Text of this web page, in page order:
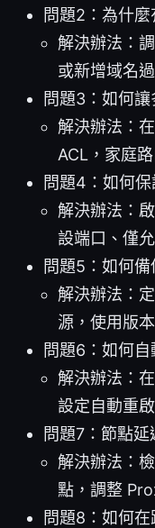
問題2：為什
解決辦法：
或新增域名
問題3：如何
解決辦法：
ACL，家庭
問題4：如何
解決辦法：
設端口、僅
問題5：如何
解決辦法：
源，使用版
問題6：如何
解決辦法：
設定自動重
問題7：節點
解決辦法：
點，調整
問題8：如何